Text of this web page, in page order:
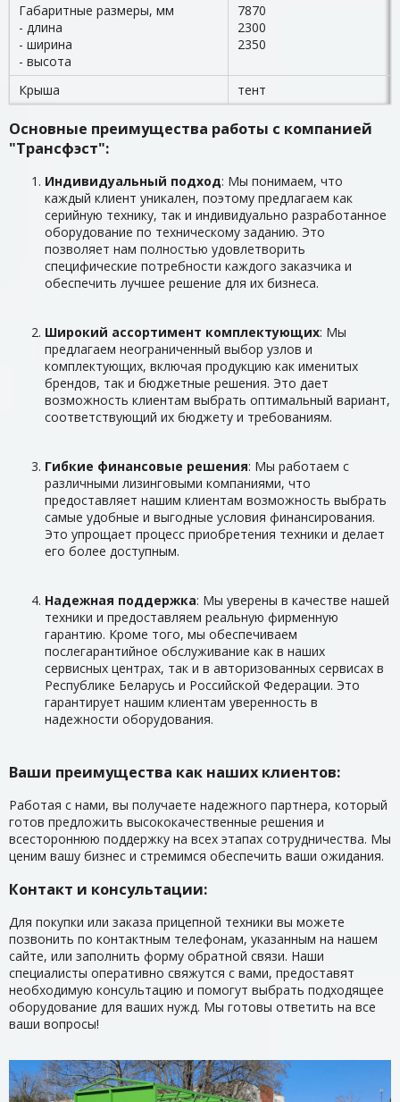
Габаритные размеры, мм
- длина
- ширина
- высота
7870
2300
2350
Крыша тент
Основные преимущества работы с компанией
"Трансфэст":
Индивидуальный подход: Мы понимаем, что
каждый клиент уникален, поэтому предлагаем как
серийную технику, так и индивидуально разработанное
оборудование по техническому заданию. Это
позволяет нам полностью удовлетворить
специфические потребности каждого заказчика и
обеспечить лучшее решение для их бизнеса.
Широкий ассортимент комплектующих: Мы
предлагаем неограниченный выбор узлов и
комплектующих, включая продукцию как именитых
брендов, так и бюджетные решения. Это дает
возможность клиентам выбрать оптимальный вариант,
соответствующий их бюджету и требованиям.
Гибкие финансовые решения: Мы работаем с
различными лизинговыми компаниями, что
предоставляет нашим клиентам возможность выбрать
самые удобные и выгодные условия финансирования.
Это упрощает процесс приобретения техники и делает
его более доступным.
Надежная поддержка: Мы уверены в качестве нашей
техники и предоставляем реальную фирменную
гарантию. Кроме того, мы обеспечиваем
послегарантийное обслуживание как в наших
сервисных центрах, так и в авторизованных сервисах в
Республике Беларусь и Российской Федерации. Это
гарантирует нашим клиентам уверенность в
надежности оборудования.
Ваши преимущества как наших клиентов:
Работая с нами, вы получаете надежного партнера, который
готов предложить высококачественные решения и
всестороннюю поддержку на всех этапах сотрудничества. Мы
ценим вашу бизнес и стремимся обеспечить ваши ожидания.
Контакт и консультации:
Для покупки или заказа прицепной техники вы можете
позвонить по контактным телефонам, указанным на нашем
сайте, или заполнить форму обратной связи. Наши
специалисты оперативно свяжутся с вами, предоставят
необходимую консультацию и помогут выбрать подходящее
оборудование для ваших нужд. Мы готовы ответить на все
ваши вопросы!